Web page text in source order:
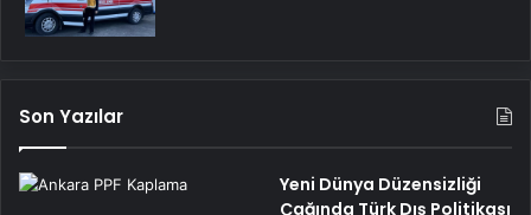
Son Yazılar
Yeni Dünya Düzensizliği
Çağında Türk Dış Politikası